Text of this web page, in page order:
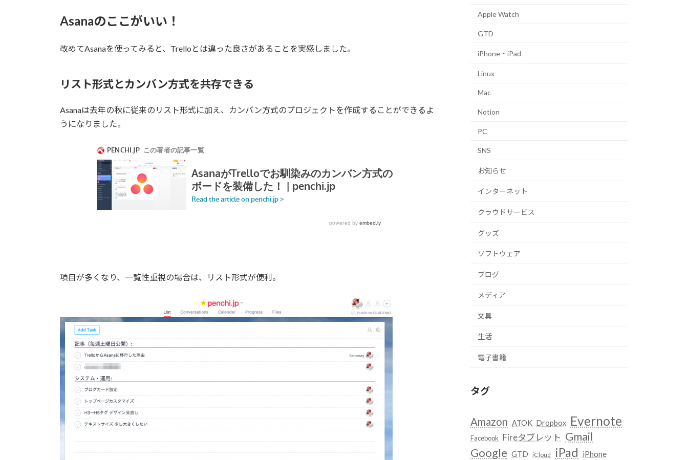
Asanaのここがいい！
改めてAsanaを使ってみると、Trelloとは違った良さがあることを実感しました。
リスト形式とカンバン方式を共存できる
Asanaは去年の秋に従来のリスト形式に加え、カンバン方式のプロジェクトを作成することができるよ
うになりました。
項目が多くなり、一覧性重視の場合は、リスト形式が便利。
Apple Watch
GTD
iPhone・iPad
Linux
Mac
Notion
PC
SNS
お知らせ
インターネット
クラウドサービス
グッズ
ソフトウェア
ブログ
メディア
文具
生活
電子書籍
タグ
Amazon ATOK Dropbox Evernote
Facebook Fireタブレット Gmail
Google GTD iCloud iPad iPhone